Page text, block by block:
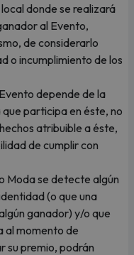
donde se realizará
al Evento,
de considerarlo
o incumplimiento de los
depende de la
participa en éste, no
atribuible a éste,
de cumplir con
Moda se detecte algún
(o que una
ganador) y/o que
al momento de
su premio, podrán